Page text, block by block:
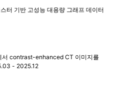
터 기반 고성능 대용량 그래프 데이터
contrast-enhanced CT 이미지를
- 2025.12